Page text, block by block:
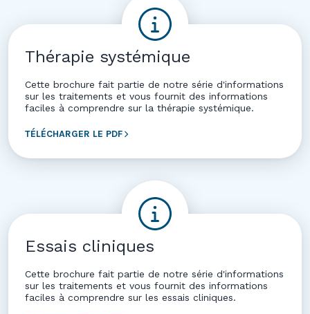
Thérapie systémique
Cette brochure fait partie de notre série d'informations
sur les traitements et vous fournit des informations
faciles à comprendre sur la thérapie systémique.
TÉLÉCHARGER LE PDF
Essais cliniques
Cette brochure fait partie de notre série d'informations
sur les traitements et vous fournit des informations
faciles à comprendre sur les essais cliniques.